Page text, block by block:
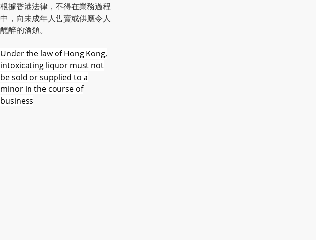
根據香港法律，不得在業務過程
中，向未成年人售賣或供應令人
醺醉的酒類。
Under the law of Hong Kong,
intoxicating liquor must not
be sold or supplied to a
minor in the course of
business